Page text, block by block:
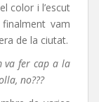
color i l’escut
vam
de la ciutat.
va fer cap a la
no???